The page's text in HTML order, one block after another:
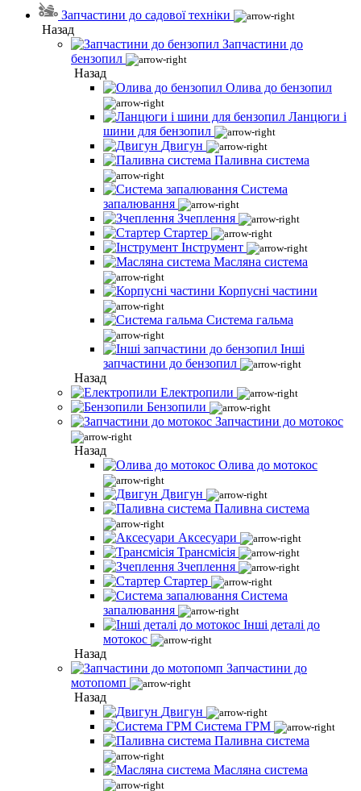
Запчастини до садової техніки
Назад
Запчастини до
бензопил
Назад
Олива до бензопил
Ланцюги і
шини для бензопил
Двигун
Паливна система
Система
запалювання
Зчеплення
Стартер
Інструмент
Масляна система
Корпусні частини
Система гальма
Інші
запчастини до бензопил
Назад
Електропили
Бензопили
Запчастини до мотокос
Назад
Олива до мотокос
Двигун
Паливна система
Аксесуари
Трансмісія
Зчеплення
Стартер
Система
запалювання
Інші деталі до
мотокос
Назад
Запчастини до
мотопомп
Назад
Двигун
Система ГРМ
Паливна система
Масляна система